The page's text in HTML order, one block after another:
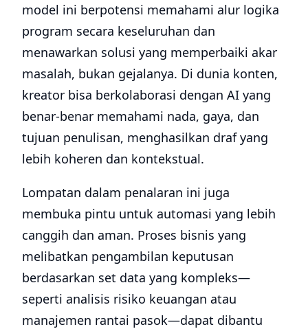
model ini berpotensi memahami alur logika
program secara keseluruhan dan
menawarkan solusi yang memperbaiki akar
masalah, bukan gejalanya. Di dunia konten,
kreator bisa berkolaborasi dengan AI yang
benar-benar memahami nada, gaya, dan
tujuan penulisan, menghasilkan draf yang
lebih koheren dan kontekstual.
Lompatan dalam penalaran ini juga
membuka pintu untuk automasi yang lebih
canggih dan aman. Proses bisnis yang
melibatkan pengambilan keputusan
berdasarkan set data yang kompleks—
seperti analisis risiko keuangan atau
manajemen rantai pasok—dapat dibantu